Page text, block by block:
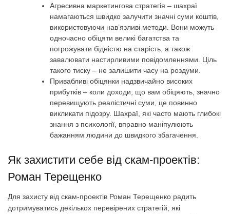
Агресивна маркетингова стратегія – шахраї
намагаються швидко залучити значні суми коштів,
використовуючи нав’язливі методи. Вони можуть
одночасно обіцяти великі багатства та
погрожувати бідністю на старість, а також
завалювати настирливими повідомленнями. Ціль
такого тиску – не залишити часу на роздуми.
Привабливі обіцянки надзвичайно високих
прибутків – коли доходи, що вам обіцяють, значно
перевищують реалістичні суми, це повинно
викликати підозру. Шахраї, які часто мають глибокі
знання з психології, вправно маніпулюють
бажанням людини до швидкого збагачення.
Як захистити себе від скам-проектів:
Роман Терещенко
Для захисту від скам-проектів Роман Терещенко радить
дотримуватись декількох перевірених стратегій, які